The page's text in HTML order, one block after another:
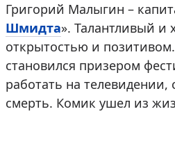
Григорий Малыгин –
Шмидта». Талантливый и
открытостью и
становился призером
работать на телевидении,
смерть. Комик ушел из